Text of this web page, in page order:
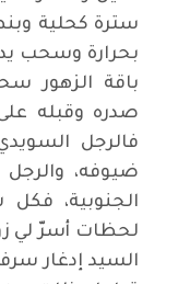
سترة كحلية
بحرارة وسحب
باقة الزهور
صدره وقبله
فالرجل
ضيوفه، والرجل
الجنوبية،
لحظات أسرّ لي
السيد إدغار